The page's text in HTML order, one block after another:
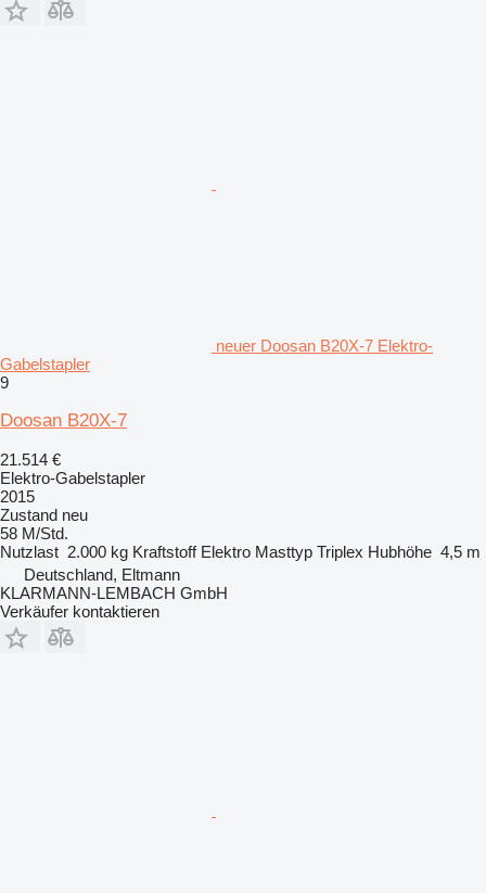
neuer Doosan B20X-7 Elektro-
Gabelstapler
9
Doosan B20X-7
21.514 €
Elektro-Gabelstapler
2015
Zustand neu
58 M/Std.
Nutzlast 2.000 kg Kraftstoff Elektro Masttyp Triplex Hubhöhe 4,5 m
Deutschland, Eltmann
KLARMANN-LEMBACH GmbH
Verkäufer kontaktieren